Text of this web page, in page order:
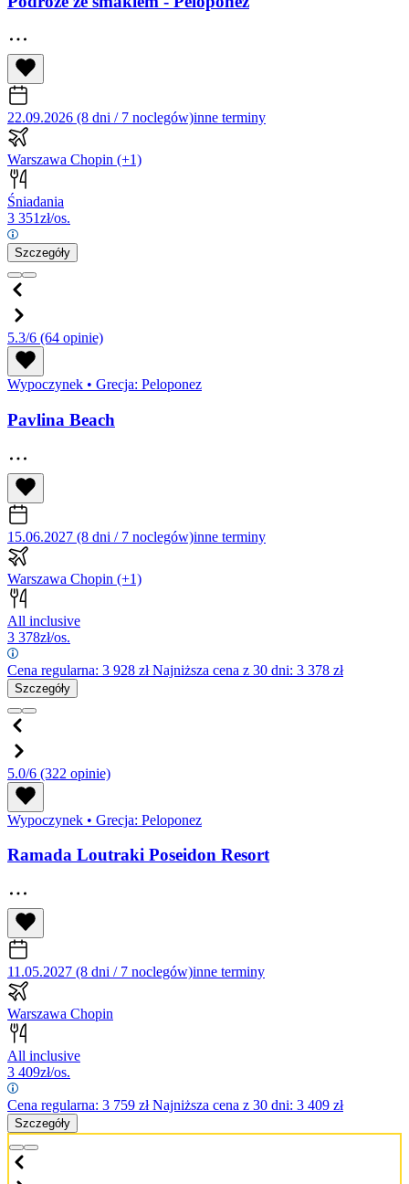
22.09.2026 (8 dni / 7 noclegów)inne terminy
Warszawa Chopin (+1)
Śniadania
3 351zł/os.
Szczegóły
5.3/6 (64 opinie)
Wypoczynek • Grecja: Peloponez
Pavlina Beach
15.06.2027 (8 dni / 7 noclegów)inne terminy
Warszawa Chopin (+1)
All inclusive
3 378zł/os.
Cena regularna: 3 928 złNajniższa cena z 30 dni: 3 378 zł
Szczegóły
5.0/6 (322 opinie)
Wypoczynek • Grecja: Peloponez
Ramada Loutraki Poseidon Resort
11.05.2027 (8 dni / 7 noclegów)inne terminy
Warszawa Chopin
All inclusive
3 409zł/os.
Cena regularna: 3 759 złNajniższa cena z 30 dni: 3 409 zł
Szczegóły